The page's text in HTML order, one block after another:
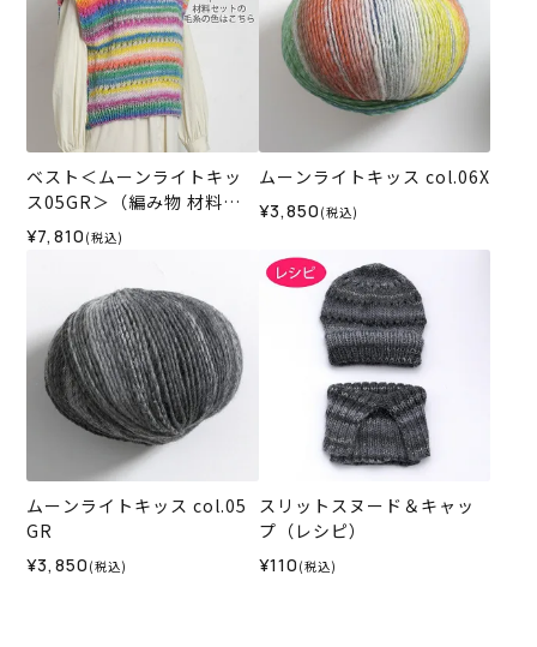
ベスト＜ムーンライトキッ
ス05GR＞（編み物 材料セ
ット）
¥7,810 (税込)
ムーンライトキッス col.06X
¥3,850 (税込)
ムーンライトキッス col.05
GR
¥3,850 (税込)
スリットスヌード＆キャッ
プ（レシピ）
¥110 (税込)